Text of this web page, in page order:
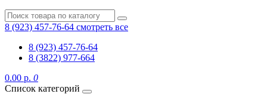
8 (923) 457-76-64 смотреть все
8 (923) 457-76-64
8 (3822) 977-664
0.00 р. 0
Список категорий